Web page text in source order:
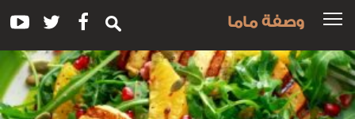
وصفة ماما